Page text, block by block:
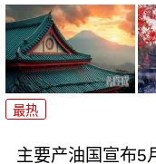
最热
主要产油国宣布5